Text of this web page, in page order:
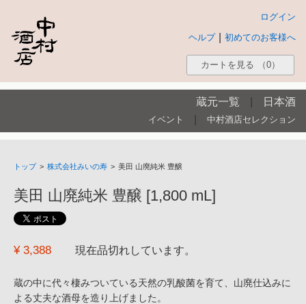
ログイン
初めてのお客様へ
ヘルプ
カートを見る （0）
蔵元一覧 日本酒
イベント 中村酒店セレクション
トップ > 株式会社みいの寿 > 美田 山廃純米 豊醸
美田 山廃純米 豊醸 [1,800 mL]
¥ 3,388 現在品切れしています。
蔵の中に代々棲みついている天然の乳酸菌を育て、山廃仕込みに
よる丈夫な酒母を造り上げました。